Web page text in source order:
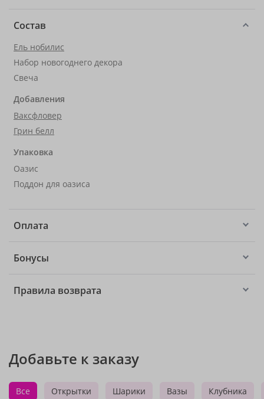
Состав
Ель нобилис
Набор новогоднего декора
Свеча
Добавления
Ваксфловер
Грин белл
Упаковка
Оазис
Поддон для оазиса
Оплата
Бонусы
Правила возврата
Добавьте к заказу
Все Открытки Шарики Вазы Клубника